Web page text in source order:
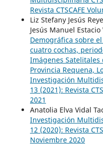
Revista CTSCAFE
Liz Stefany Jesús
Jesús Manuel Estacio
Demográfica sobre
cuatro cochas,
Imágenes
Provincia Requena,
Investigación
13 (2021): Revista
2021
Anatolia Elva Vidal
Investigación
12 (2020): Revista
Noviembre 2020